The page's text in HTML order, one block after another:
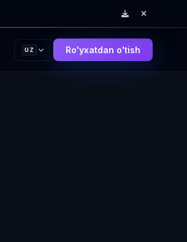
UZ Ro'yxatdan o'tish